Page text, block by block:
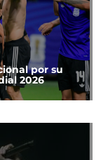
por su
2026